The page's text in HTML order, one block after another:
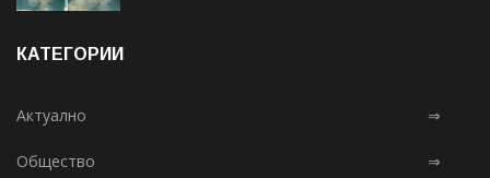
КАТЕГОРИИ
Актуално ⇒
Общество ⇒